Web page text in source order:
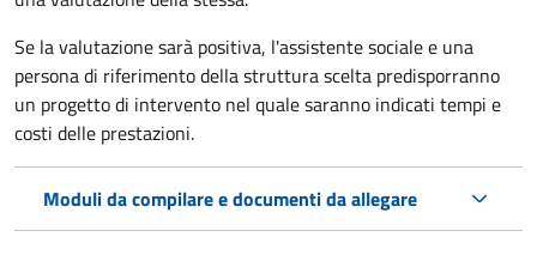
Se la valutazione sarà positiva, l'assistente sociale e una
persona di riferimento della struttura scelta predisporranno
un progetto di intervento nel quale saranno indicati tempi e
costi delle prestazioni.
Moduli da compilare e documenti da allegare